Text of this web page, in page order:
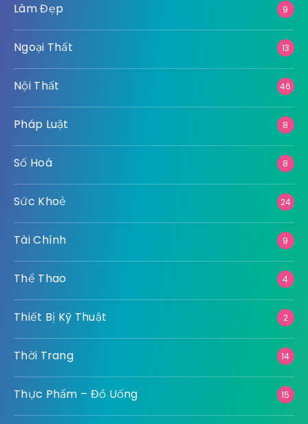
Làm Đẹp 9
Ngoại Thất 13
Nội Thất 46
Pháp Luật 8
Số Hoá 8
Sức Khoẻ 24
Tài Chính 9
Thể Thao 4
Thiết Bị Kỹ Thuật 2
Thời Trang 14
Thực Phẩm – Đồ Uống 15